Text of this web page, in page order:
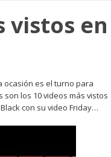
vistos en
ocasión es el turno para
los 10 videos más vistos
con su video Friday…